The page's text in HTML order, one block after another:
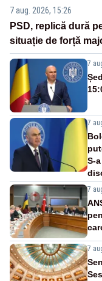
7 aug. 2026, 15:26
PSD, replică dură
situație de forță
7
7
S-
7
7